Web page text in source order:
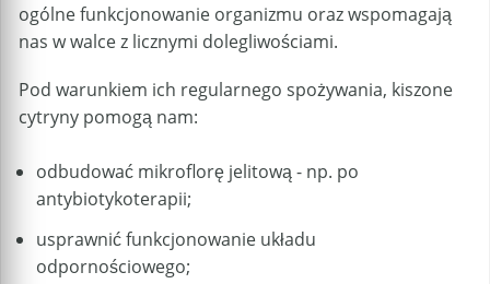
ogólne funkcjonowanie organizmu oraz wspomagają
nas w walce z licznymi dolegliwościami.
Pod warunkiem ich regularnego spożywania, kiszone
cytryny pomogą nam:
odbudować mikroflorę jelitową - np. po
antybiotykoterapii;
usprawnić funkcjonowanie układu
odpornościowego;